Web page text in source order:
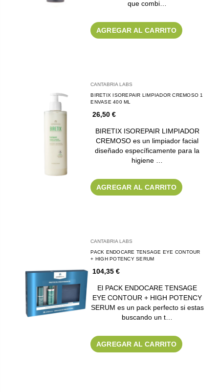
que combi…
AGREGAR AL CARRITO
CANTABRIA LABS
BIRETIX ISOREPAIR LIMPIADOR CREMOSO 1
ENVASE 400 ML
26,50 €
BIRETIX ISOREPAIR LIMPIADOR
CREMOSO es un limpiador facial
diseñado específicamente para la
higiene …
AGREGAR AL CARRITO
CANTABRIA LABS
PACK ENDOCARE TENSAGE EYE CONTOUR
+ HIGH POTENCY SERUM
104,35 €
El PACK ENDOCARE TENSAGE
EYE CONTOUR + HIGH POTENCY
SERUM es un pack perfecto si estas
buscando un t…
AGREGAR AL CARRITO